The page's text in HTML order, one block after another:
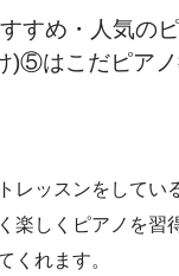
すめ・人気の
)⑤はこだピア
レッスンをしてい
楽しくピアノを習
くれます。